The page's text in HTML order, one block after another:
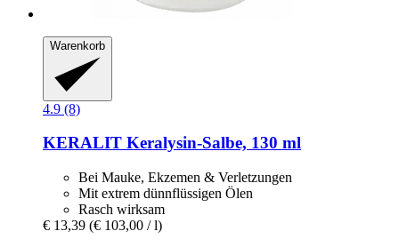
Warenkorb
4.9 (8)
KERALIT Keralysin-​Salbe, 130 ml
Bei Mauke, Ekzemen & Verletzungen
Mit extrem dünnflüssigen Ölen
Rasch wirksam
€ 13,39 (€ 103,00 / l)